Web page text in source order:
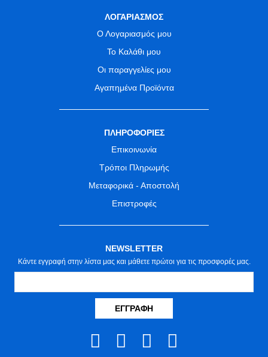
ΛΟΓΑΡΙΑΣΜΟΣ
Ο Λογαριασμός μου
Το Καλάθι μου
Οι παραγγελίες μου
Αγαπημένα Προϊόντα
ΠΛΗΡΟΦΟΡΙΕΣ
Επικοινωνία
Τρόποι Πληρωμής
Μεταφορικά - Αποστολή
Επιστροφές
NEWSLETTER
Κάντε εγγραφή στην λίστα μας και μάθετε πρώτοι για τις προσφορές μας.
ΕΓΓΡΑΦΉ